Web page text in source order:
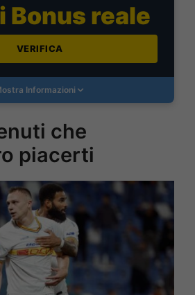
Bonus reale
VERIFICA
Informazioni
che
piacerti